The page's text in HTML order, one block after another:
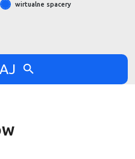
wirtualne spacery